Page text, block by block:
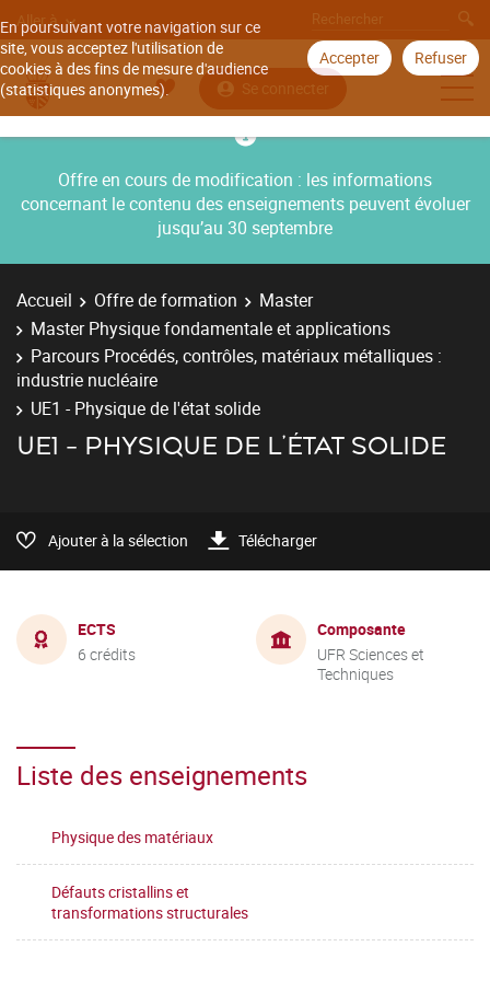
En poursuivant votre navigation sur ce
site, vous acceptez l'utilisation de
cookies à des fins de mesure d'audience
(statistiques anonymes).
Accepter Refuser
Aller à
Se connecter
Offre en cours de modification : les informations
concernant le contenu des enseignements peuvent évoluer
jusqu’au 30 septembre
Accueil Offre de formation
Master
Master Physique fondamentale et applications
Parcours Procédés, contrôles, matériaux métalliques :
industrie nucléaire
UE1 - Physique de l'état solide
UE1 - PHYSIQUE DE L'ÉTAT SOLIDE
Ajouter à la sélection Télécharger
ECTS
6 crédits
Composante
UFR Sciences et
Techniques
Liste des enseignements
Physique des matériaux
Défauts cristallins et
transformations structurales